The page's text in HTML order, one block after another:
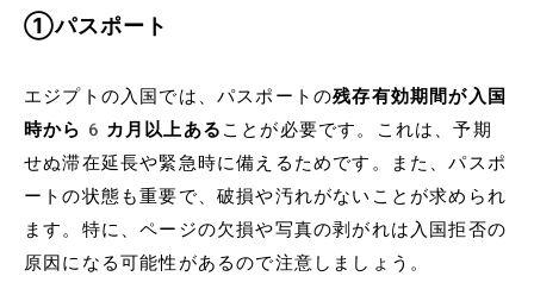
①パスポート
エジプトの入国では、パスポートの残存有効期間が入国
時から6カ月以上ある ことが必要です。これは、予期
せぬ滞在延長や緊急時に備えるためです。また、パスポ
ートの状態も重要で、破損や汚れがないことが求められ
ます。特に、ページの欠損や写真の剥がれは入国拒否の
原因になる可能性があるので注意しましょう。